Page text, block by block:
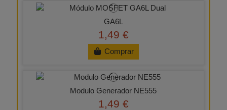
GA6L
1,49 €
Comprar
Modulo Generador NE555
1,49 €